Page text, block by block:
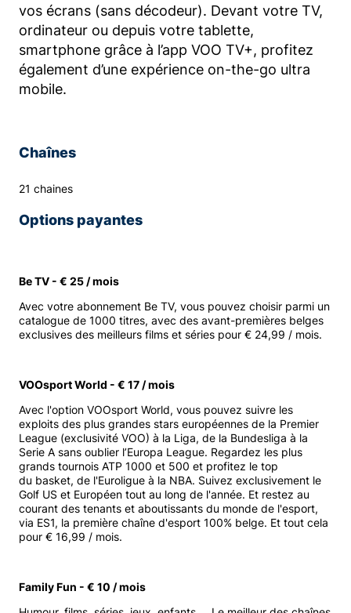
vos écrans (sans décodeur). Devant votre TV,
ordinateur ou depuis votre tablette,
smartphone grâce à l’app VOO TV+, profitez
également d’une expérience on-the-go ultra
mobile.
Chaînes
21 chaines
Options payantes
Be TV - € 25 / mois
Avec votre abonnement Be TV, vous pouvez choisir parmi un
catalogue de 1000 titres, avec des avant-premières belges
exclusives des meilleurs films et séries pour € 24,99 / mois.
VOOsport World - € 17 / mois
Avec l'option VOOsport World, vous pouvez suivre les
exploits des plus grandes stars européennes de la Premier
League (exclusivité VOO) à la Liga, de la Bundesliga à la
Serie A sans oublier l’Europa League. Regardez les plus
grands tournois ATP 1000 et 500 et profitez le top
du basket, de l'Euroligue à la NBA. Suivez exclusivement le
Golf US et Européen tout au long de l'année. Et restez au
courant des tenants et aboutissants du monde de l'esport,
via ES1, la première chaîne d'esport 100% belge. Et tout cela
pour € 16,99 / mois.
Family Fun - € 10 / mois